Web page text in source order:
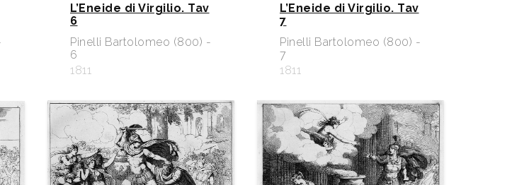
L’Eneide di Virgilio. Tav
6
Pinelli Bartolomeo (800) -
6
1811
L’Eneide di Virgilio. Tav
7
Pinelli Bartolomeo (800) -
7
1811